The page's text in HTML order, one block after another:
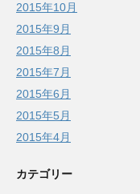
2015年10月
2015年9月
2015年8月
2015年7月
2015年6月
2015年5月
2015年4月
カテゴリー